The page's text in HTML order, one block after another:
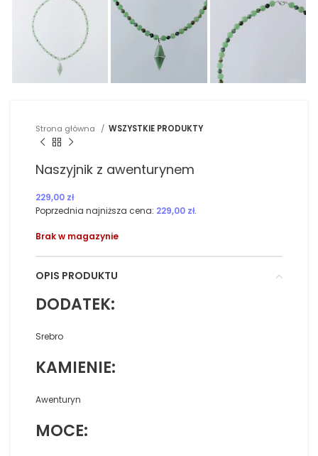
Strona główna WSZYSTKIE PRODUKTY
Naszyjnik z awenturynem
229,00 zł
Poprzednia najniższa cena: 229,00 zł.
Brak w magazynie
OPIS PRODUKTU
DODATEK:
Srebro
KAMIENIE:
Awenturyn
MOCE: